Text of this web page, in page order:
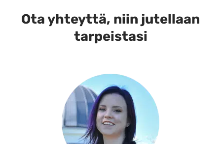
muunnelma.
muunnelma.
tehdä
sivulla.
Ota yhteyttä, niin jutellaan
tarpeistasi